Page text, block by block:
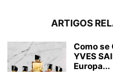
ARTIGOS
Como se
YVES
Europa...